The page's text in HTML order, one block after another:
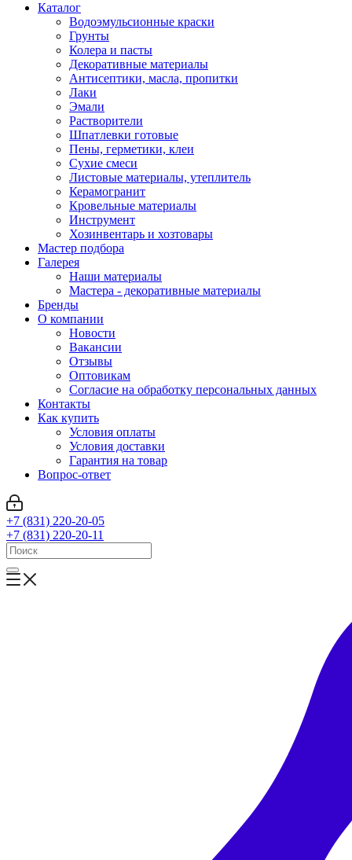
Каталог
Водоэмульсионные краски
Грунты
Колера и пасты
Декоративные материалы
Антисептики, масла, пропитки
Лаки
Эмали
Растворители
Шпатлевки готовые
Пены, герметики, клеи
Сухие смеси
Листовые материалы, утеплитель
Керамогранит
Кровельные материалы
Инструмент
Хозинвентарь и хозтовары
Мастер подбора
Галерея
Наши материалы
Мастера - декоративные материалы
Бренды
О компании
Новости
Вакансии
Отзывы
Оптовикам
Cогласие на обработку персональных данных
Контакты
Как купить
Условия оплаты
Условия доставки
Гарантия на товар
Вопрос-ответ
+7 (831) 220-20-05
+7 (831) 220-20-11